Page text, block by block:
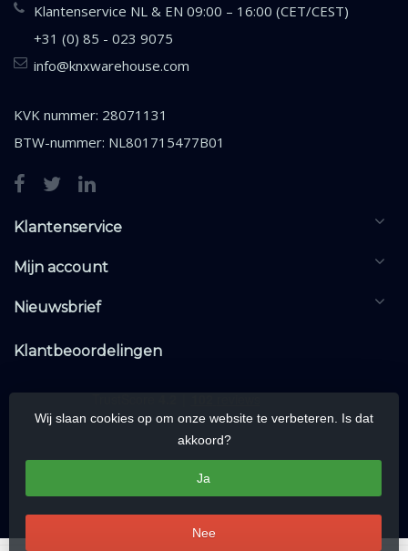
Klantenservice NL & EN 09:00 – 16:00 (CET/CEST)
+31 (0) 85 - 023 9075
info@knxwarehouse.com
KVK nummer: 28071131
BTW-nummer: NL801715477B01
Klantenservice
Mijn account
Nieuwsbrief
Klantbeoordelingen
Wij slaan cookies op om onze website te verbeteren. Is dat
akkoord?
Ja
Nee